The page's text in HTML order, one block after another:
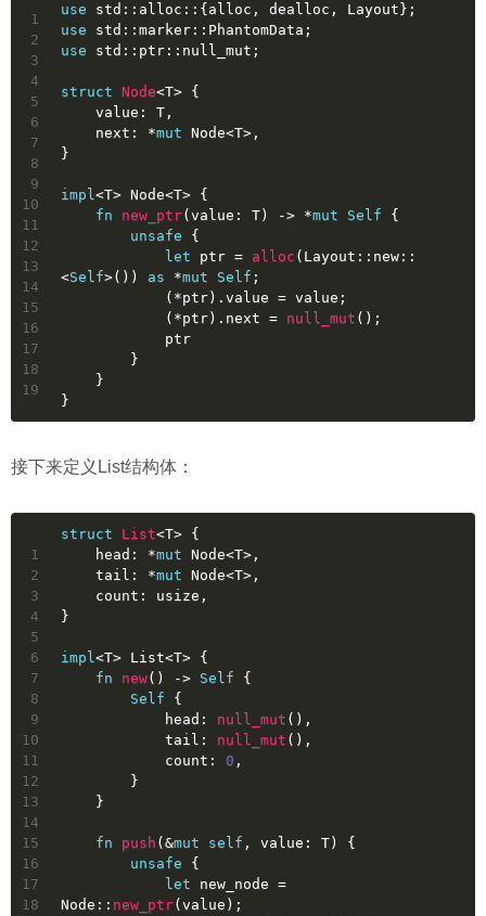
1
2
3
4
5
6
7
8
9
10
11
12
13
14
15
16
17
18
19
use std::alloc::{alloc, dealloc, Layout};
use std::marker::PhantomData;
use std::ptr::null_mut;
struct Node<T> {
    value: T,
    next: *
mut Node<T>,
}
impl<T> Node<T> {
fn
new_ptr(value: T) -> *mut Self {
unsafe {
let
ptr = alloc (Layout::new::
<Self>()) as *mut Self ;
            (*ptr).value = value;
            (*ptr).next =
null_mut ();
            ptr
        }
    }
}
接下来定义List结构体：
1
2
3
4
5
6
7
8
9
10
11
12
13
14
15
16
17
18
struct List<T> {
    head: *
mut Node<T>,
    tail: *
mut Node<T>,
    count:
usize ,
}
impl<T> List<T> {
fn
new() -> Self {
Self {
            head:
null_mut (),
            tail:
null_mut (),
            count:
0 ,
        }
    }
fn push (&mut self , value: T) {
unsafe {
let
new_node =
Node:: new_ptr(value);